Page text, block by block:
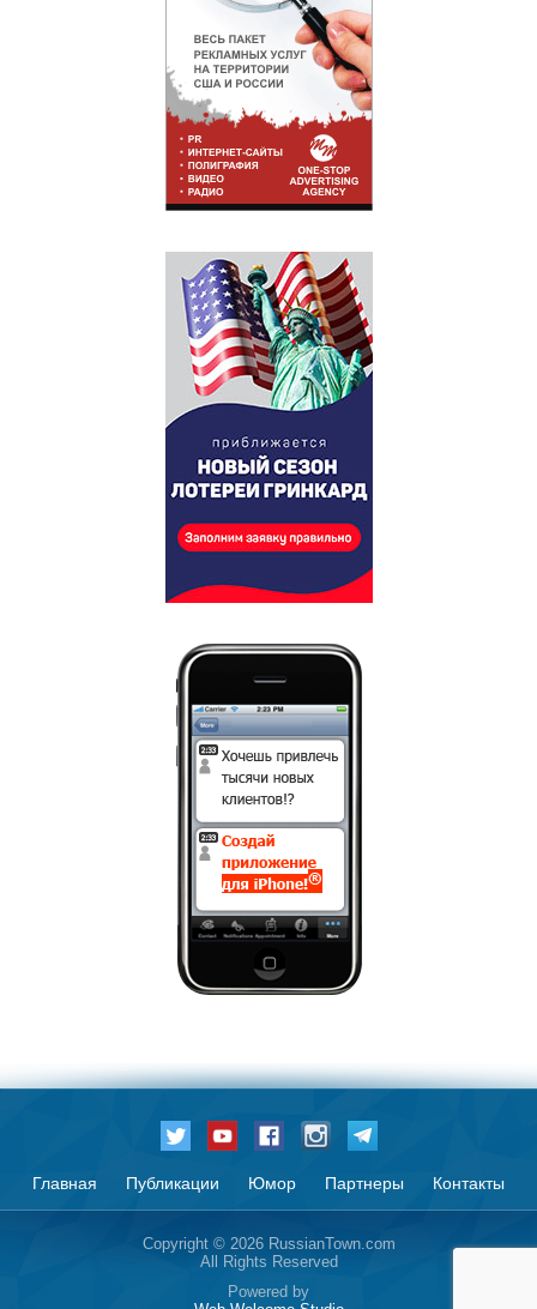
Главная Публикации Юмор Партнеры Контакты
Copyright © 2026 RussianTown.com
All Rights Reserved
Powered by